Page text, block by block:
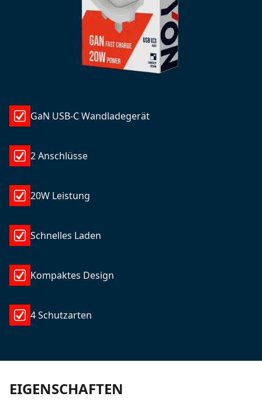
GaN USB-C Wandladegerät
2 Anschlüsse
20W Leistung
Schnelles Laden
Kompaktes Design
4 Schutzarten
EIGENSCHAFTEN